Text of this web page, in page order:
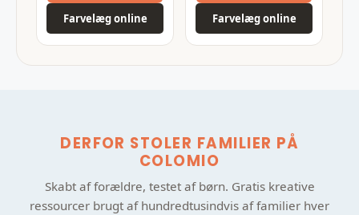
Farvelæg online Farvelæg online
DERFOR STOLER FAMILIER PÅ
COLOMIO
Skabt af forældre, testet af børn. Gratis kreative
ressourcer brugt af hundredtusindvis af familier hver